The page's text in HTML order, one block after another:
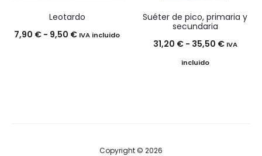
Leotardo
7,90 € - 9,50 €Rango
IVA incluido
Suéter de pico, primaria y
secundaria
31,20 € - 35,50 €Rango
IVA
incluido
Copyright © 2026